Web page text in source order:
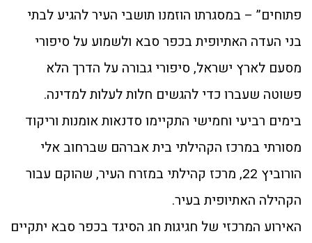
פתוחים” – במסגרתו הוזמנו תושבי העיר להגיע לבתי
בני העדה האתיופית בכפר סבא ולשמוע על סיפורי
מסעם לארץ ישראל, סיפורי גבורה על הדרך הלא
פשוטה שעברו כדי להגשים חלות לעלות למדינה.
בימים רביעי וחמישי התקיימו סדנאות אומנות וריקוד
מסורתי במרכז הקהילתי בית אברהם שברחוב אלי
הורוביץ 22, מרכז קהילתי במזרח העיר, שהוקם עבור
הקהילה האתיופית בעיר.
האירוע המרכזי של חגיגות חג הסיגד בכפר סבא יתקיים